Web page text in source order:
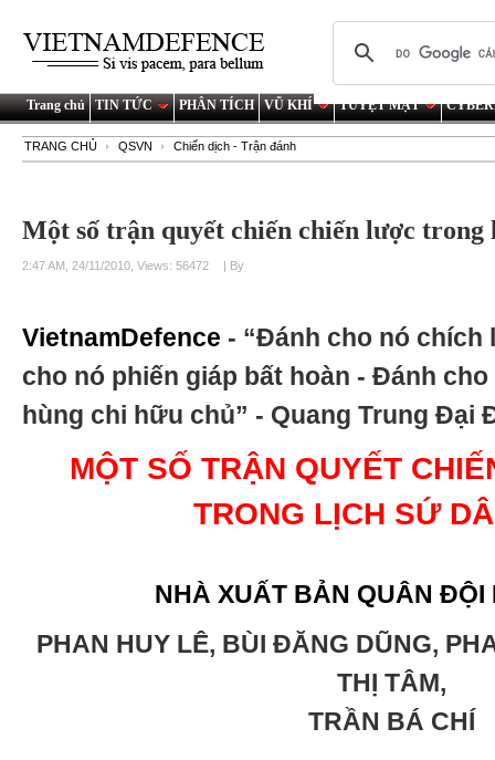
Trang chủ TIN TỨC PHÂN TÍCH VŨ KHÍ TUYỆT MẬT
TRANG CHỦ QSVN Chiến dịch - Trận đánh
Một số trận quyết chiến chiến lược trong
2:47 AM, 24/11/2010, Views: 56472 | By
VietnamDefence - “Đánh cho nó chích
cho nó phiến giáp bất hoàn - Đánh
hùng chi hữu chủ” - Quang Trung Đại
MỘT SỐ TRẬN QUYẾT
TRONG LỊCH SỨ
NHÀ XUẤT BẢN QUÂN ĐỘI
PHAN HUY LÊ, BÙI ĐĂNG DŨNG,
THỊ TÂM,
TRẦN BÁ CHÍ